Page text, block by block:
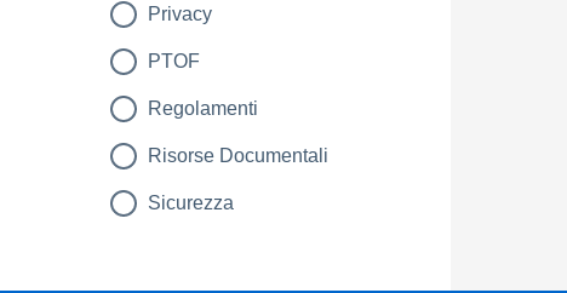
Privacy
PTOF
Regolamenti
Risorse Documentali
Sicurezza